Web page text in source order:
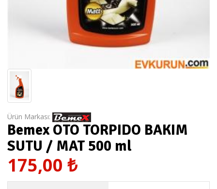
Ürün Markası:
Bemex OTO TORPIDO BAKIM
SUTU / MAT 500 ml
175,00 ₺